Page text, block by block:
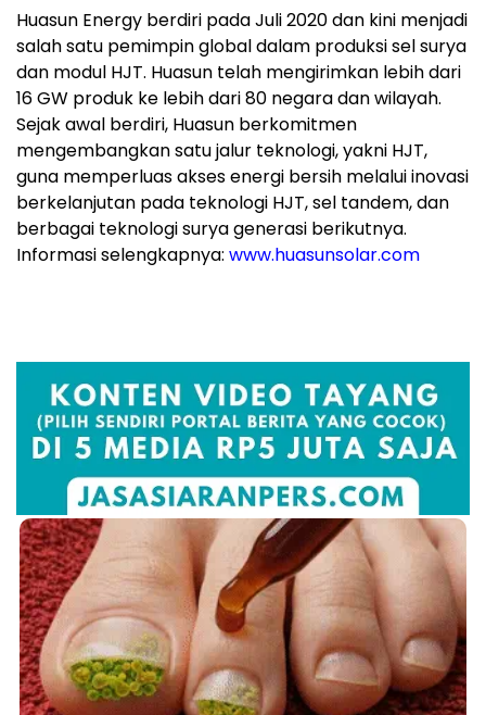
Huasun Energy berdiri pada Juli 2020 dan kini menjadi
salah satu pemimpin global dalam produksi sel surya
dan modul HJT. Huasun telah mengirimkan lebih dari
16 GW produk ke lebih dari 80 negara dan wilayah.
Sejak awal berdiri, Huasun berkomitmen
mengembangkan satu jalur teknologi, yakni HJT,
guna memperluas akses energi bersih melalui inovasi
berkelanjutan pada teknologi HJT, sel tandem, dan
berbagai teknologi surya generasi berikutnya.
Informasi selengkapnya: www.huasunsolar.com